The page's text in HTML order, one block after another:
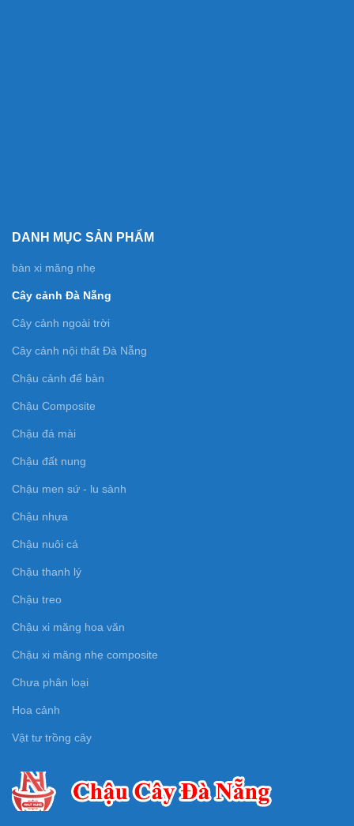
DANH MỤC SẢN PHẨM
bàn xi măng nhẹ
Cây cảnh Đà Nẵng
Cây cảnh ngoài trời
Cây cảnh nội thất Đà Nẵng
Chậu cảnh để bàn
Chậu Composite
Chậu đá mài
Chậu đất nung
Chậu men sứ - lu sành
Chậu nhựa
Chậu nuôi cá
Chậu thanh lý
Chậu treo
Chậu xi măng hoa văn
Chậu xi măng nhẹ composite
Chưa phân loại
Hoa cảnh
Vật tư trồng cây